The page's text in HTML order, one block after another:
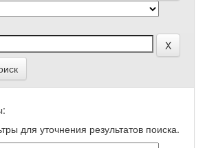
для уточнения результатов поиска.